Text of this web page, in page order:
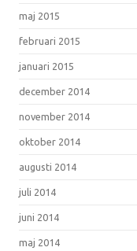
maj 2015
februari 2015
januari 2015
december 2014
november 2014
oktober 2014
augusti 2014
juli 2014
juni 2014
maj 2014